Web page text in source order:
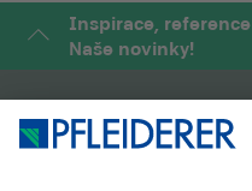
Inspirace,
Naše novinky!